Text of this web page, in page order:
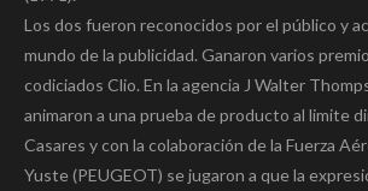
Los dos fueron reconocidos por el público y
mundo de la publicidad. Ganaron varios
codiciados Clio. En la agencia J Walter
animaron a una prueba de producto al limite
Casares y con la colaboración de la Fuerza
Yuste (PEUGEOT) se jugaron a que la